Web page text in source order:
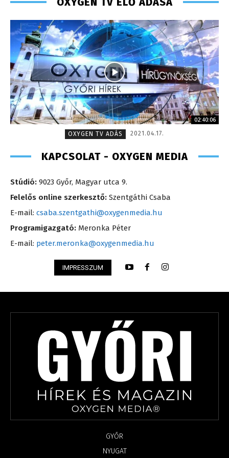
02:40:06
OXYGEN TV ADÁS
2021.04.17.
KAPCSOLAT - OXYGEN MEDIA
Stúdió: 9023 Győr, Magyar utca 9.
Felelős online szerkesztő: Szentgáthi Csaba
E-mail: csaba.szentgathi@oxygenmedia.hu
Programigazgató: Meronka Péter
E-mail: peter.meronka@oxygenmedia.hu
IMPRESSZUM
GYŐR
NYUGAT